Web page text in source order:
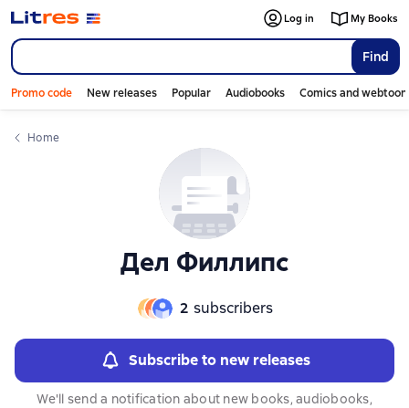
Find
Log in My Books
Promo code New releases Popular Audiobooks Comics and
Home
Дел Филлипс
2 subscribers
Subscribe to new releases
We'll send a notification about new books, audiobooks,
Слайдер с книгами